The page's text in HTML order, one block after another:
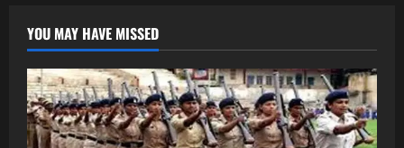
YOU MAY HAVE MISSED